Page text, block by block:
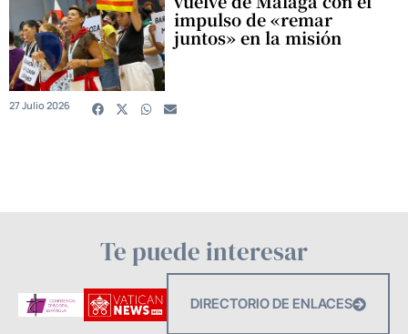
impulso de «remar
juntos» en la misión
27 Julio 2026
Te puede interesar
DIRECTORIO DE ENLACES